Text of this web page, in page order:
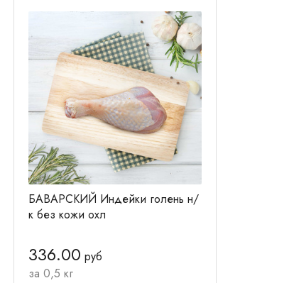
БАВАРСКИЙ Индейки голень н/
к без кожи охл
336.00 руб
за 0,5 кг